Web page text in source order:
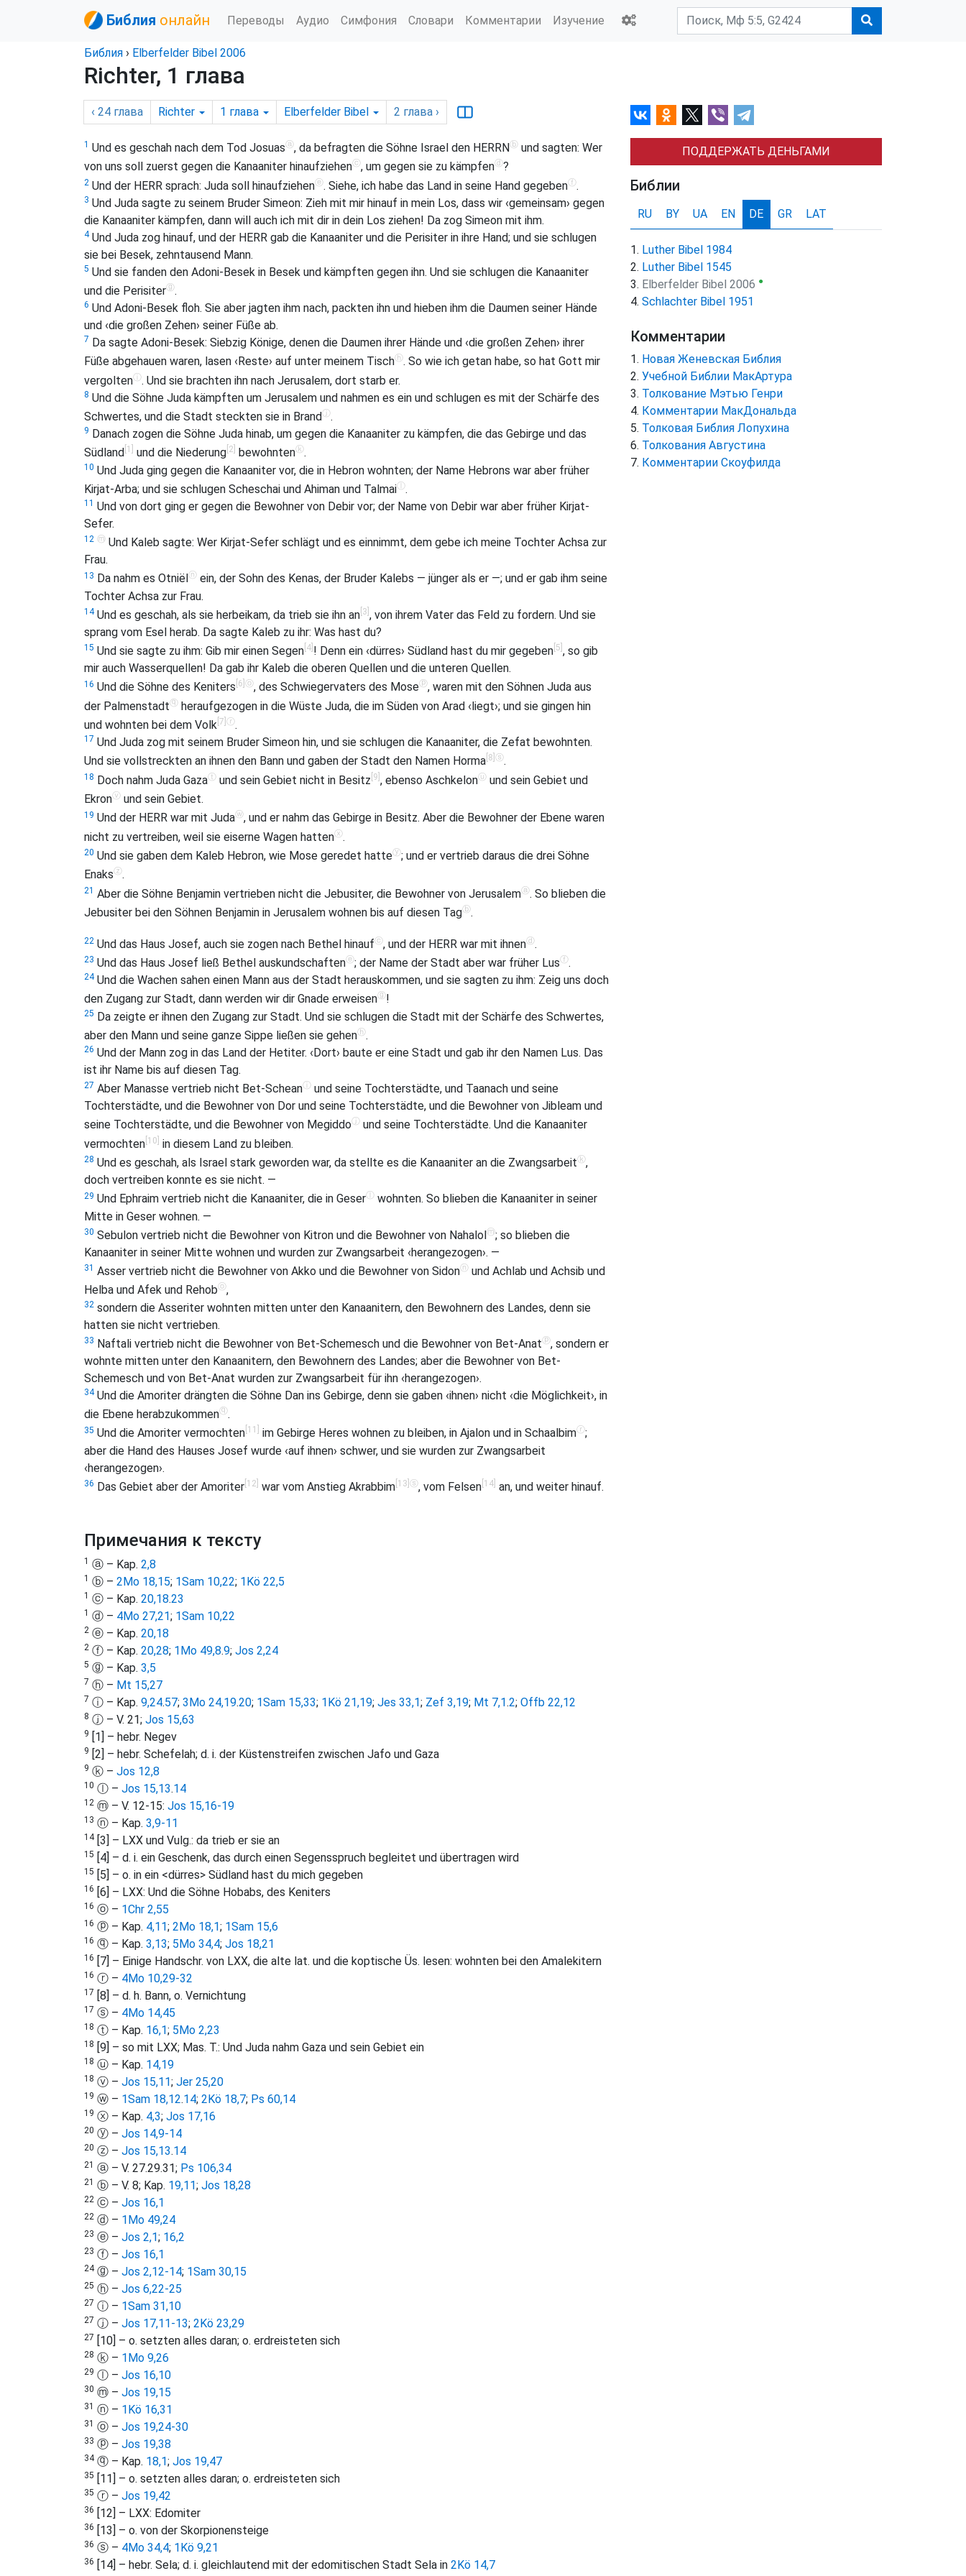
Библия онлайн Переводы Аудио Симфония Словари Комментарии Изучение
Библия › Elberfelder Bibel 2006
Richter, 1 глава
‹ 24 глава Richter 1 глава Elberfelder Bibel 2 глава ›
1 Und es geschah nach dem Tod Josuasⓐ, da befragten die Söhne Israel den HERRNⓑ und sagten: Wer
von uns soll zuerst gegen die Kanaaniter hinaufziehenⓒ, um gegen sie zu kämpfenⓓ?
2 Und der HERR sprach: Juda soll hinaufziehenⓔ. Siehe, ich habe das Land in seine Hand gegebenⓕ.
3 Und Juda sagte zu seinem Bruder Simeon: Zieh mit mir hinauf in mein Los, dass wir ‹gemeinsam› gegen
die Kanaaniter kämpfen, dann will auch ich mit dir in dein Los ziehen! Da zog Simeon mit ihm.
4Und Juda zog hinauf, und der HERR gab die Kanaaniter und die Perisiter in ihre Hand; und sie schlugen
sie bei Besek, zehntausend Mann.
5 Und sie fanden den Adoni-Besek in Besek und kämpften gegen ihn. Und sie schlugen die Kanaaniter
und die Perisiterⓖ.
6 Und Adoni-Besek floh. Sie aber jagten ihm nach, packten ihn und hieben ihm die Daumen seiner Hände
und ‹die großen Zehen› seiner Füße ab.
7 Da sagte Adoni-Besek: Siebzig Könige, denen die Daumen ihrer Hände und ‹die großen Zehen› ihrer
Füße abgehauen waren, lasen ‹Reste› auf unter meinem Tischⓗ. So wie ich getan habe, so hat Gott mir
vergoltenⓘ. Und sie brachten ihn nach Jerusalem, dort starb er.
8 Und die Söhne Juda kämpften um Jerusalem und nahmen es ein und schlugen es mit der Schärfe des
Schwertes, und die Stadt steckten sie in Brandⓙ.
9 Danach zogen die Söhne Juda hinab, um gegen die Kanaaniter zu kämpfen, die das Gebirge und das
Südland [1] und die Niederung [2] bewohntenⓚ.
10 Und Juda ging gegen die Kanaaniter vor, die in Hebron wohnten; der Name Hebrons war aber früher
Kirjat-Arba; und sie schlugen Scheschai und Ahiman und Talmaiⓛ.
11 Und von dort ging er gegen die Bewohner von Debir vor; der Name von Debir war aber früher Kirjat-
Sefer.
12 ⓜ Und Kaleb sagte: Wer Kirjat-Sefer schlägt und es einnimmt, dem gebe ich meine Tochter Achsa zur
Frau.
13 Da nahm es Otniël ⓝ ein, der Sohn des Kenas, der Bruder Kalebs — jünger als er —; und er gab ihm seine
Tochter Achsa zur Frau.
14Und es geschah, als sie herbeikam, da trieb sie ihn an [3] , von ihrem Vater das Feld zu fordern. Und sie
sprang vom Esel herab. Da sagte Kaleb zu ihr: Was hast du?
15 Und sie sagte zu ihm: Gib mir einen Segen [4] ! Denn ein ‹dürres› Südland hast du mir gegeben [5] , so gib
mir auch Wasserquellen! Da gab ihr Kaleb die oberen Quellen und die unteren Quellen.
16 Und die Söhne des Keniters [6] ⓞ, des Schwiegervaters des Moseⓟ, waren mit den Söhnen Juda aus
der Palmenstadtⓠ heraufgezogen in die Wüste Juda, die im Süden von Arad ‹liegt›; und sie gingen hin
und wohnten bei dem Volk [7] ⓡ.
17 Und Juda zog mit seinem Bruder Simeon hin, und sie schlugen die Kanaaniter, die Zefat bewohnten.
Und sie vollstreckten an ihnen den Bann und gaben der Stadt den Namen Horma [8] ⓢ.
18 Doch nahm Juda Gazaⓣ und sein Gebiet nicht in Besitz [9] , ebenso Aschkelonⓤ und sein Gebiet und
Ekronⓥ und sein Gebiet.
19 Und der HERR war mit Judaⓦ, und er nahm das Gebirge in Besitz. Aber die Bewohner der Ebene waren
nicht zu vertreiben, weil sie eiserne Wagen hattenⓧ.
20 Und sie gaben dem Kaleb Hebron, wie Mose geredet hatteⓨ; und er vertrieb daraus die drei Söhne
Enaksⓩ.
21 Aber die Söhne Benjamin vertrieben nicht die Jebusiter, die Bewohner von Jerusalemⓐ. So blieben die
Jebusiter bei den Söhnen Benjamin in Jerusalem wohnen bis auf diesen Tagⓑ.
22 Und das Haus Josef, auch sie zogen nach Bethel hinaufⓒ, und der HERR war mit ihnenⓓ.
23 Und das Haus Josef ließ Bethel auskundschaftenⓔ; der Name der Stadt aber war früher Lusⓕ.
24Und die Wachen sahen einen Mann aus der Stadt herauskommen, und sie sagten zu ihm: Zeig uns doch
den Zugang zur Stadt, dann werden wir dir Gnade erweisenⓖ!
25 Da zeigte er ihnen den Zugang zur Stadt. Und sie schlugen die Stadt mit der Schärfe des Schwertes,
aber den Mann und seine ganze Sippe ließen sie gehenⓗ.
26 Und der Mann zog in das Land der Hetiter. ‹Dort› baute er eine Stadt und gab ihr den Namen Lus. Das
ist ihr Name bis auf diesen Tag.
27 Aber Manasse vertrieb nicht Bet-Scheanⓘ und seine Tochterstädte, und Taanach und seine
Tochterstädte, und die Bewohner von Dor und seine Tochterstädte, und die Bewohner von Jibleam und
seine Tochterstädte, und die Bewohner von Megiddoⓙ und seine Tochterstädte. Und die Kanaaniter
vermochten [10] in diesem Land zu bleiben.
28 Und es geschah, als Israel stark geworden war, da stellte es die Kanaaniter an die Zwangsarbeitⓚ,
doch vertreiben konnte es sie nicht. —
29 Und Ephraim vertrieb nicht die Kanaaniter, die in Geserⓛ wohnten. So blieben die Kanaaniter in seiner
Mitte in Geser wohnen. —
30 Sebulon vertrieb nicht die Bewohner von Kitron und die Bewohner von Nahalolⓜ; so blieben die
Kanaaniter in seiner Mitte wohnen und wurden zur Zwangsarbeit ‹herangezogen›. —
31 Asser vertrieb nicht die Bewohner von Akko und die Bewohner von Sidonⓝ und Achlab und Achsib und
Helba und Afek und Rehobⓞ,
32 sondern die Asseriter wohnten mitten unter den Kanaanitern, den Bewohnern des Landes, denn sie
hatten sie nicht vertrieben.
33 Naftali vertrieb nicht die Bewohner von Bet-Schemesch und die Bewohner von Bet-Anatⓟ, sondern er
wohnte mitten unter den Kanaanitern, den Bewohnern des Landes; aber die Bewohner von Bet-
Schemesch und von Bet-Anat wurden zur Zwangsarbeit für ihn ‹herangezogen›.
34Und die Amoriter drängten die Söhne Dan ins Gebirge, denn sie gaben ‹ihnen› nicht ‹die Möglichkeit›, in
die Ebene herabzukommenⓠ.
35 Und die Amoriter vermochten [11] im Gebirge Heres wohnen zu bleiben, in Ajalon und in Schaalbimⓡ;
aber die Hand des Hauses Josef wurde ‹auf ihnen› schwer, und sie wurden zur Zwangsarbeit
‹herangezogen›.
36 Das Gebiet aber der Amoriter [12] war vom Anstieg Akrabbim [13] ⓢ, vom Felsen [14] an, und weiter hinauf.
Примечания к тексту
1 ⓐ – Kap. 2,8
1 ⓑ – 2Mo 18,15; 1Sam 10,22; 1Kö 22,5
1 ⓒ – Kap. 20,18.23
1 ⓓ – 4Mo 27,21; 1Sam 10,22
2 ⓔ – Kap. 20,18
2 ⓕ – Kap. 20,28; 1Mo 49,8.9; Jos 2,24
5 ⓖ – Kap. 3,5
7 ⓗ – Mt 15,27
7 ⓘ – Kap. 9,24.57; 3Mo 24,19.20; 1Sam 15,33; 1Kö 21,19; Jes 33,1; Zef 3,19; Mt 7,1.2; Offb 22,12
8 ⓙ – V. 21; Jos 15,63
9 [1] – hebr. Negev
9 [2] – hebr. Schefelah; d. i. der Küstenstreifen zwischen Jafo und Gaza
9 ⓚ – Jos 12,8
10 ⓛ – Jos 15,13.14
12 ⓜ – V. 12-15: Jos 15,16-19
13 ⓝ – Kap. 3,9-11
14[3] – LXX und Vulg.: da trieb er sie an
15 [4] – d. i. ein Geschenk, das durch einen Segensspruch begleitet und übertragen wird
15 [5] – o. in ein <dürres> Südland hast du mich gegeben
16 [6] – LXX: Und die Söhne Hobabs, des Keniters
16 ⓞ – 1Chr 2,55
16 ⓟ – Kap. 4,11; 2Mo 18,1; 1Sam 15,6
16 ⓠ – Kap. 3,13; 5Mo 34,4; Jos 18,21
16 [7] – Einige Handschr. von LXX, die alte lat. und die koptische Üs. lesen: wohnten bei den Amalekitern
16 ⓡ – 4Mo 10,29-32
17 [8] – d. h. Bann, o. Vernichtung
17 ⓢ – 4Mo 14,45
18 ⓣ – Kap. 16,1; 5Mo 2,23
18 [9] – so mit LXX; Mas. T.: Und Juda nahm Gaza und sein Gebiet ein
18 ⓤ – Kap. 14,19
18 ⓥ – Jos 15,11; Jer 25,20
19 ⓦ – 1Sam 18,12.14; 2Kö 18,7; Ps 60,14
19 ⓧ – Kap. 4,3; Jos 17,16
20 ⓨ – Jos 14,9-14
20 ⓩ – Jos 15,13.14
21 ⓐ – V. 27.29.31; Ps 106,34
21 ⓑ – V. 8; Kap. 19,11; Jos 18,28
22 ⓒ – Jos 16,1
22 ⓓ – 1Mo 49,24
23 ⓔ – Jos 2,1; 16,2
23 ⓕ – Jos 16,1
24ⓖ – Jos 2,12-14; 1Sam 30,15
25 ⓗ – Jos 6,22-25
27 ⓘ – 1Sam 31,10
27 ⓙ – Jos 17,11-13; 2Kö 23,29
27 [10] – o. setzten alles daran; o. erdreisteten sich
28 ⓚ – 1Mo 9,26
29 ⓛ – Jos 16,10
30 ⓜ – Jos 19,15
31 ⓝ – 1Kö 16,31
31 ⓞ – Jos 19,24-30
33 ⓟ – Jos 19,38
34ⓠ – Kap. 18,1; Jos 19,47
35 [11] – o. setzten alles daran; o. erdreisteten sich
35 ⓡ – Jos 19,42
36 [12] – LXX: Edomiter
36 [13] – o. von der Skorpionensteige
36 ⓢ – 4Mo 34,4; 1Kö 9,21
36 [14] – hebr. Sela; d. i. gleichlautend mit der edomitischen Stadt Sela in 2Kö 14,7
ПОДДЕРЖАТЬ ДЕНЬГАМИ
Библии
RU BY UA EN DE GR LAT
Luther Bibel 1984
Luther Bibel 1545
Elberfelder Bibel 2006 ●
Schlachter Bibel 1951
Комментарии
Новая Женевская Библия
Учебной Библии МакАртура
Толкование Мэтью Генри
Комментарии МакДональда
Толковая Библия Лопухина
Толкования Августина
Комментарии Скоуфилда